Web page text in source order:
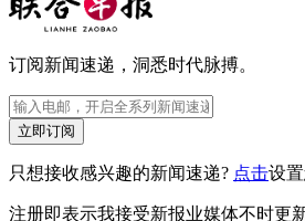
订阅新闻速递，洞悉时代脉搏。
立即订阅
只想接收感兴趣的新闻速递? 点击设置
注册即表示我接受新报业媒体不时更